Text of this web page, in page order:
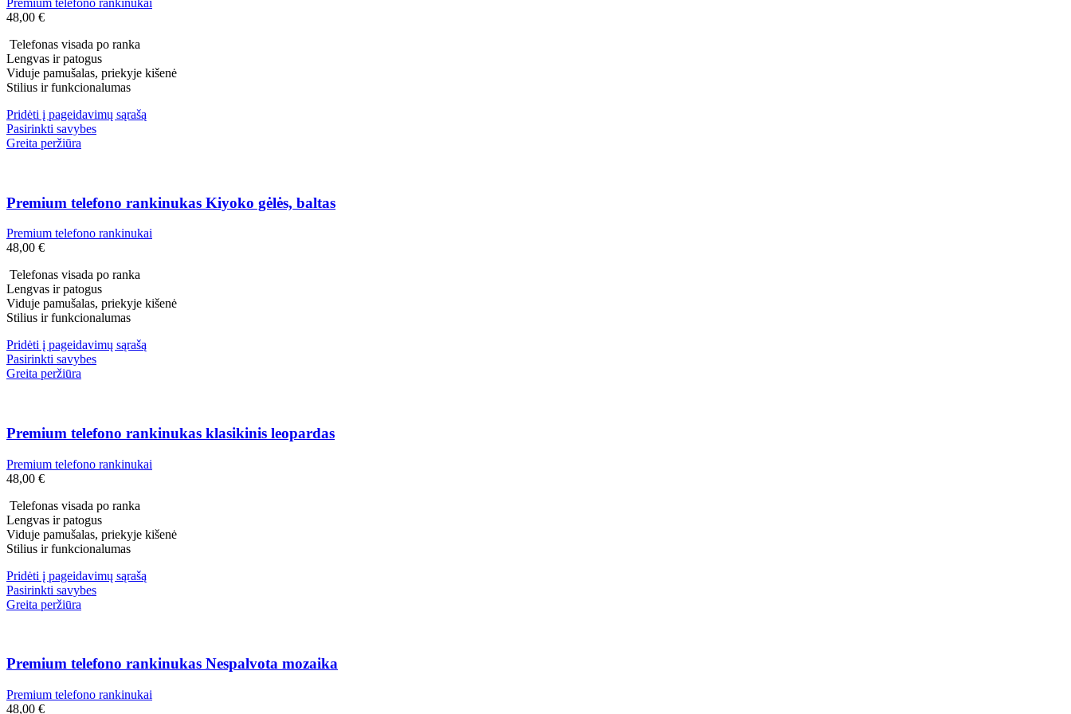
48,00 €
Telefonas visada po ranka
Lengvas ir patogus
Viduje pamušalas, priekyje kišenė
Stilius ir funkcionalumas
Pridėti į pageidavimų sąrašą
Pasirinkti savybes
Greita peržiūra
Premium telefono rankinukas Kiyoko gėlės, baltas
Premium telefono rankinukai
48,00 €
Telefonas visada po ranka
Lengvas ir patogus
Viduje pamušalas, priekyje kišenė
Stilius ir funkcionalumas
Pridėti į pageidavimų sąrašą
Pasirinkti savybes
Greita peržiūra
Premium telefono rankinukas klasikinis leopardas
Premium telefono rankinukai
48,00 €
Telefonas visada po ranka
Lengvas ir patogus
Viduje pamušalas, priekyje kišenė
Stilius ir funkcionalumas
Pridėti į pageidavimų sąrašą
Pasirinkti savybes
Greita peržiūra
Premium telefono rankinukas Nespalvota mozaika
Premium telefono rankinukai
48,00 €